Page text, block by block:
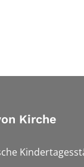
Kirche